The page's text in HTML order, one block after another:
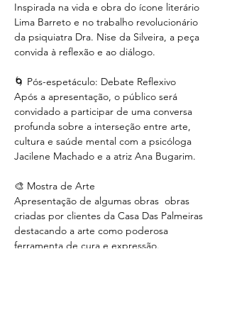
Inspirada na vida e obra do ícone literário
Lima Barreto e no trabalho revolucionário
da psiquiatra Dra. Nise da Silveira, a peça
convida à reflexão e ao diálogo.
🌀 Pós-espetáculo: Debate Reflexivo
Após a apresentação, o público será
convidado a participar de uma conversa
profunda sobre a interseção entre arte,
cultura e saúde mental com a psicóloga
Jacilene Machado e a atriz Ana Bugarim.
🎨 Mostra de Arte
Apresentação de algumas obras  obras
criadas por clientes da Casa Das Palmeiras
destacando a arte como poderosa
ferramenta de cura e expressão.